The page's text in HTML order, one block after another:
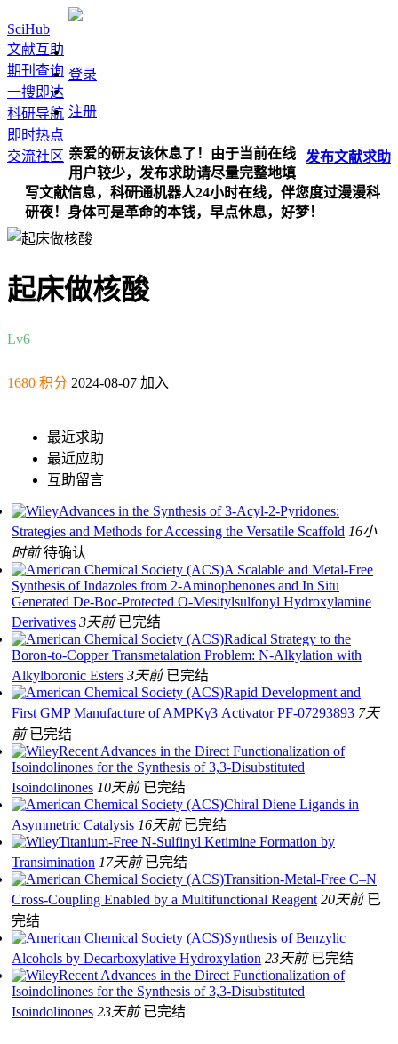
SciHub
文献互助
期刊查询
一搜即达
科研导航
即时热点
交流社区
登录
注册
发布文献求助
亲爱的研友该休息了！由于当前在线
用户较少，发布求助请尽量完整地填
写文献信息，科研通机器人24小时在线，伴您度过漫漫科
研夜！身体可是革命的本钱，早点休息，好梦！
起床做核酸
Lv6
1680 积分 2024-08-07 加入
最近求助
最近应助
互助留言
Advances in the Synthesis of 3‐Acyl‐2‐Pyridones:
Strategies and Methods for Accessing the Versatile Scaffold 16小
时前 待确认
A Scalable and Metal-Free
Synthesis of Indazoles from 2-Aminophenones and In Situ
Generated De-Boc-Protected O-Mesitylsulfonyl Hydroxylamine
Derivatives 3天前 已完结
Radical Strategy to the
Boron-to-Copper Transmetalation Problem: N-Alkylation with
Alkylboronic Esters 3天前 已完结
Rapid Development and
First GMP Manufacture of AMPKγ3 Activator PF-07293893 7天
前 已完结
Recent Advances in the Direct Functionalization of
Isoindolinones for the Synthesis of 3,3‐Disubstituted
Isoindolinones 10天前 已完结
Chiral Diene Ligands in
Asymmetric Catalysis 16天前 已完结
Titanium‐Free N‐Sulfinyl Ketimine Formation by
Transimination 17天前 已完结
Transition-Metal-Free C–N
Cross-Coupling Enabled by a Multifunctional Reagent 20天前 已
完结
Synthesis of Benzylic
Alcohols by Decarboxylative Hydroxylation 23天前 已完结
Recent Advances in the Direct Functionalization of
Isoindolinones for the Synthesis of 3,3‐Disubstituted
Isoindolinones 23天前 已完结